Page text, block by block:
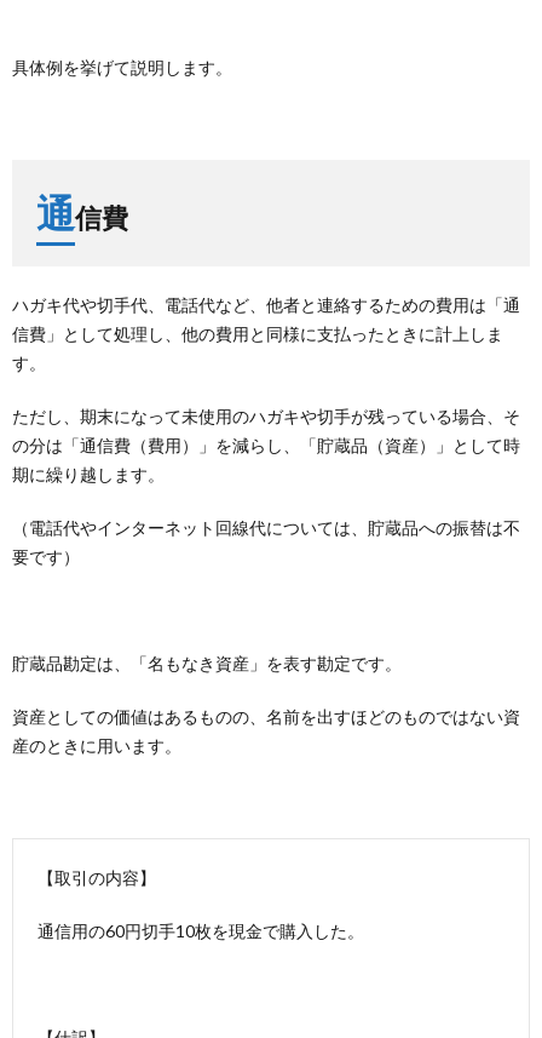
具体例を挙げて説明します。
通信費
ハガキ代や切手代、電話代など、他者と連絡するための費用は「通
信費」として処理し、他の費用と同様に支払ったときに計上しま
す。
ただし、期末になって未使用のハガキや切手が残っている場合、そ
の分は「通信費（費用）」を減らし、「貯蔵品（資産）」として時
期に繰り越します。
（電話代やインターネット回線代については、貯蔵品への振替は不
要です）
貯蔵品勘定は、「名もなき資産」を表す勘定です。
資産としての価値はあるものの、名前を出すほどのものではない資
産のときに用います。
【取引の内容】
通信用の60円切手10枚を現金で購入した。